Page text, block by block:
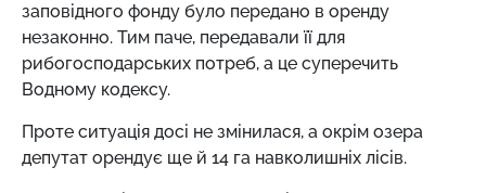
заповідного фонду було передано в оренду
незаконно. Тим паче, передавали її для
рибогосподарських потреб, а це суперечить
Водному кодексу.
Проте ситуація досі не змінилася, а окрім озера
депутат орендує ще й 14 га навколишніх лісів.